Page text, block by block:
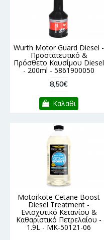
Wurth Motor Guard Diesel -
Προστατευτικό &
Πρόσθετο Καυσίμου Diesel
- 200ml - 5861900050
8,50€
Καλαθι
Motorkote Cetane Boost
Diesel Treatment -
Ενισχυτικό Κετανίου &
Καθαριστικό Πετρελαίου -
1.9L - MK-50121-06